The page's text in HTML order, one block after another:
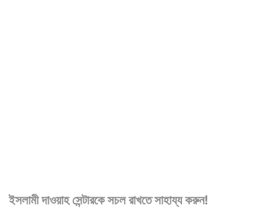
ইসলামী দাওয়াহ সেন্টারকে সচল রাখতে সাহায্য করুন!